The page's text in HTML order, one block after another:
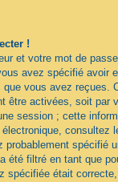
!
et votre mot de
avez spécifié avoir
vous avez reçues.
être activées, soit par
session ; cette
consultez
spécifié
été filtré en tant que
spécifiée était